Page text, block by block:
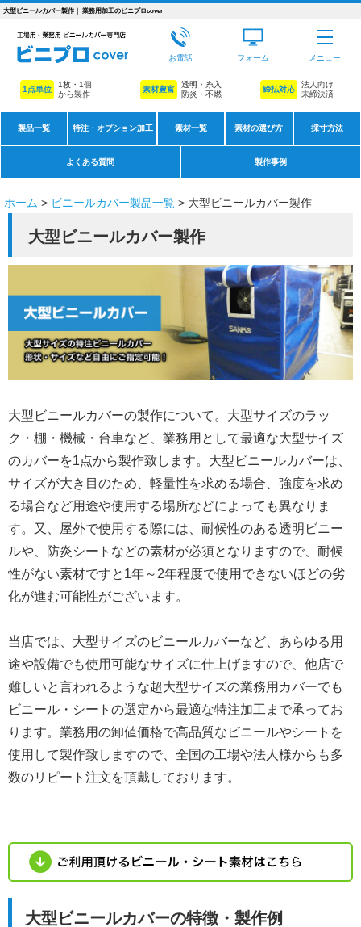
大型ビニールカバー製作｜ 業務用加工のビニプロcover
お電話 フォーム メニュー
1点単位
1枚・1個
から製作
素材豊富
透明・糸入
防炎・不燃
締払対応
法人向け
末締決済
製品一覧 特注・オプション加工 素材一覧 素材の選び方 採寸方法
よくある質問 製作事例
ホーム > ビニールカバー製品一覧 > 大型ビニールカバー製作
大型ビニールカバー製作
大型ビニールカバーの製作について。大型サイズのラッ
ク・棚・機械・台車など、業務用として最適な大型サイズ
のカバーを1点から製作致します。大型ビニールカバーは、
サイズが大き目のため、軽量性を求める場合、強度を求め
る場合など用途や使用する場所などによっても異なりま
す。又、屋外で使用する際には、耐候性のある透明ビニー
ルや、防炎シートなどの素材が必須となりますので、耐候
性がない素材ですと1年～2年程度で使用できないほどの劣
化が進む可能性がございます。
当店では、大型サイズのビニールカバーなど、あらゆる用
途や設備でも使用可能なサイズに仕上げますので、他店で
難しいと言われるような超大型サイズの業務用カバーでも
ビニール・シートの選定から最適な特注加工まで承ってお
ります。業務用の卸値価格で高品質なビニールやシートを
使用して製作致しますので、全国の工場や法人様からも多
数のリピート注文を頂戴しております。
大型ビニールカバーの特徴・製作例